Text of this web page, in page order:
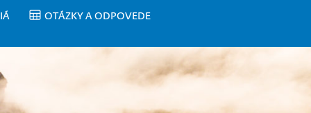
OTÁZKY A ODPOVEDE